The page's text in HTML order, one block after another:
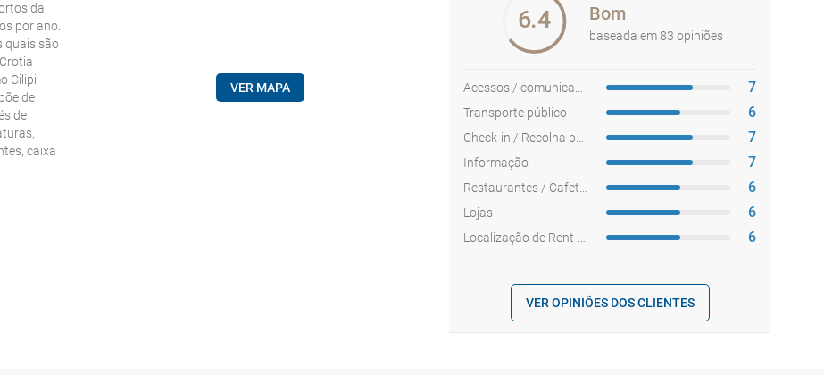
da
por ano.
quais são
Cilipi
de
de
caixa
VER MAPA
6.4 Bom
baseada em 83 opiniões
7
Transporte público 6
7
Informação 7
6
Lojas 6
6
VER OPINIÕES DOS CLIENTES